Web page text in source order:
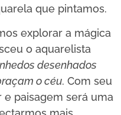
que pintamos.
explorar a mágica
o aquarelista
desenhados
o céu. Com seu
e paisagem será uma